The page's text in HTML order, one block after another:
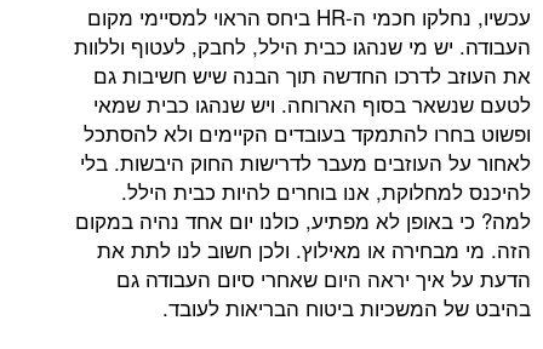
עכשיו, נחלקו חכמי ה-HR ביחס הראוי למסיימי מקום
העבודה. יש מי שנהגו כבית הילל, לחבק, לעטוף וללוות
את העוזב לדרכו החדשה תוך הבנה שיש חשיבות גם
לטעם שנשאר בסוף הארוחה. ויש שנהגו כבית שמאי
ופשוט בחרו להתמקד בעובדים הקיימים ולא להסתכל
לאחור על העוזבים מעבר לדרישות החוק היבשות. בלי
להיכנס למחלוקת, אנו בוחרים להיות כבית הילל.
למה? כי באופן לא מפתיע, כולנו יום אחד נהיה במקום
הזה. מי מבחירה או מאילוץ. ולכן חשוב לנו לתת את
הדעת על איך יראה היום שאחרי סיום העבודה גם
בהיבט של המשכיות ביטוח הבריאות לעובד.